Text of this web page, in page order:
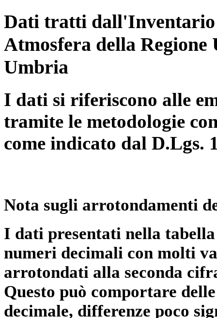
Dati tratti dall'Inventario
Atmosfera della
Umbria
I dati si riferiscono alle
tramite le metodologie
come indicato dal D.Lgs.
Nota sugli arrotondamenti
I dati presentati nella
numeri decimali con molti
arrotondati alla seconda
Questo può comportare
decimale, differenze poco